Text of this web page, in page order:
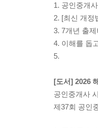
1. 공인중개
2. [최신 개정
3. 7개년 출
4. 이해를 돕
5.
[도서] 2026
공인중개사
제37회 공인